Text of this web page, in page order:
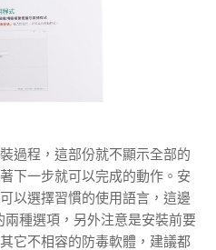
過程，這部份就不顯示全部的
下一步就可以完成的動作。安
以選擇習慣的使用語言，這邊
兩種選項，另外注意是安裝前要
它不相容的防毒軟體，建議都